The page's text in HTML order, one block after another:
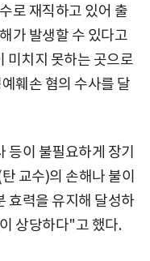
로 재직하고 있어 출
가 발생할 수 있다고
미치지 못하는 곳으로
훼손 혐의 수사를 달
이 불필요하게 장기
교수)의 손해나 불이
효력을 유지해 달성하
상당하다"고 했다.